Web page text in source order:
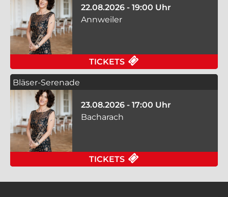
22.08.2026 - 19:00 Uhr
Annweiler
TICKETS
Bläser-Serenade
23.08.2026 - 17:00 Uhr
Bacharach
TICKETS